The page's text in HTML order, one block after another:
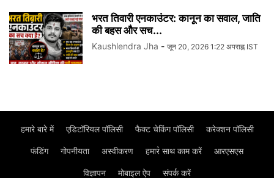
भरत तिवारी एनकाउंटर: कानून का सवाल, जाति
की बहस और सच...
Kaushlendra Jha - जून 20, 2026 1:22 अपराह्न IST
हमारे बारे में एडिटॉरियल पॉलिसी फैक्ट चेकिंग पॉलिसी करेक्शन पॉलिसी
फंडिंग गोपनीयता अस्वीकरण हमार॓ साथ काम करें आरएसएस
विज्ञापन मोबाइल ऐप संपर्क करें